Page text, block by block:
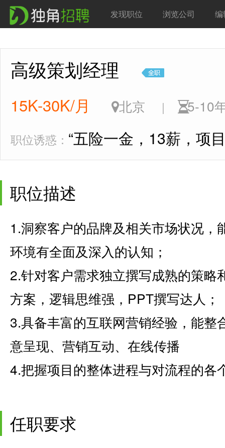
发现职位 浏览公司 编
高级策划经理
15K-30K/月 北京 | 5-
职位诱惑： “五险一金，13薪，项
职位描述
1.洞察客户的品牌及相关市场状况
环境有全面及深入的认知；
2.针对客户需求独立撰写成熟的策略
方案，逻辑思维强，PPT撰写达人；
3.具备丰富的互联网营销经验，能整
意呈现、营销互动、在线传播
4.把握项目的整体进程与对流程的各
任职要求